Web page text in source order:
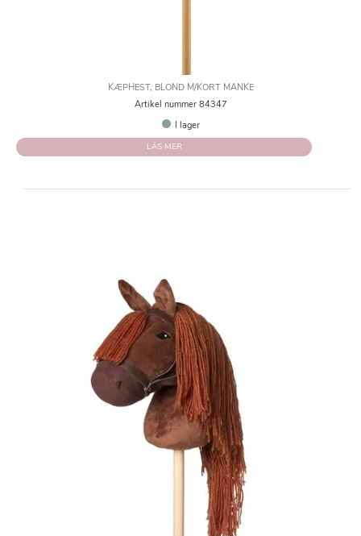
KÆPHEST, BLOND M/KORT MANKE
Artikel nummer 84347
I lager
LÄS MER